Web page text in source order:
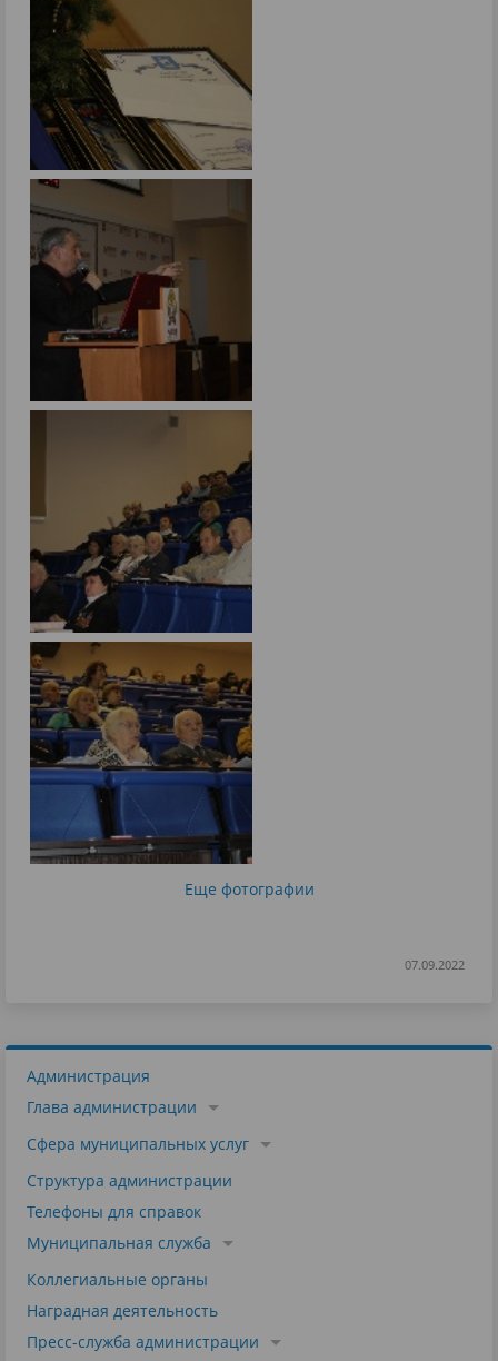
Еще фотографии
07.09.2022
Администрация
Глава администрации
Сфера муниципальных услуг
Структура администрации
Телефоны для справок
Муниципальная служба
Коллегиальные органы
Наградная деятельность
Пресс-служба администрации